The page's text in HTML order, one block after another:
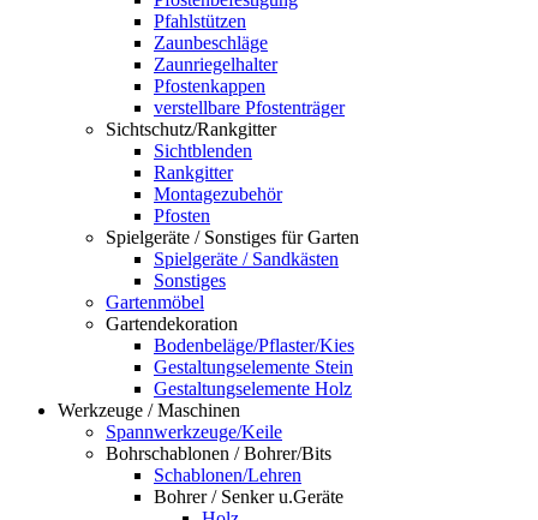
Pfahlstützen
Zaunbeschläge
Zaunriegelhalter
Pfostenkappen
verstellbare Pfostenträger
Sichtschutz/Rankgitter
Sichtblenden
Rankgitter
Montagezubehör
Pfosten
Spielgeräte / Sonstiges für Garten
Spielgeräte / Sandkästen
Sonstiges
Gartenmöbel
Gartendekoration
Bodenbeläge/Pflaster/Kies
Gestaltungselemente Stein
Gestaltungselemente Holz
Werkzeuge / Maschinen
Spannwerkzeuge/Keile
Bohrschablonen / Bohrer/Bits
Schablonen/Lehren
Bohrer / Senker u.Geräte